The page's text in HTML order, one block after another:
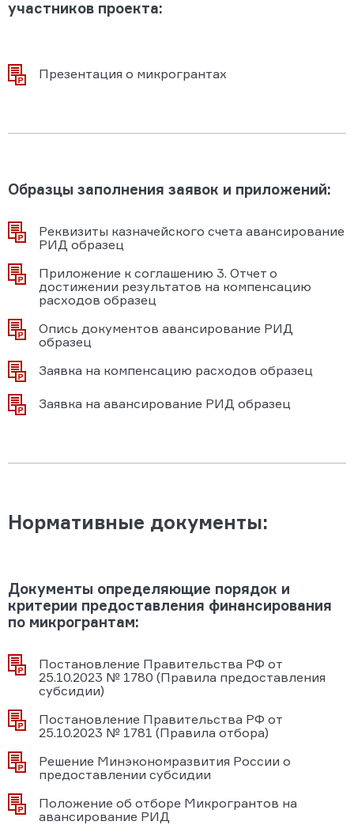
участников проекта:
Презентация о микрогрантах
Образцы заполнения заявок и приложений:
Реквизиты казначейского счета авансирование
РИД образец
Приложение к соглашению 3. Отчет о
достижении результатов на компенсацию
расходов образец
Опись документов авансирование РИД
образец
Заявка на компенсацию расходов образец
Заявка на авансирование РИД образец
Нормативные документы:
Документы определяющие порядок и
критерии предоставления финансирования
по микрогрантам:
Постановление Правительства РФ от
25.10.2023 № 1780 (Правила предоставления
субсидии)
Постановление Правительства РФ от
25.10.2023 № 1781 (Правила отбора)
Решение Минэкономразвития России о
предоставлении субсидии
Положение об отборе Микрогрантов на
авансирование РИД